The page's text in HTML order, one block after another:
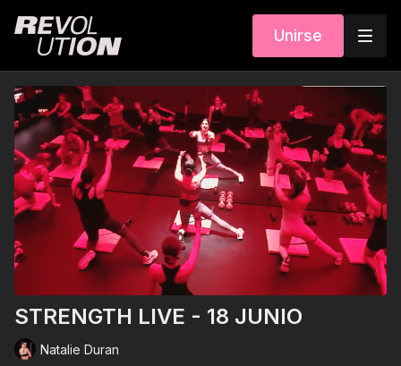
Unirse
STRENGTH LIVE - 18 JUNIO
Natalie Duran